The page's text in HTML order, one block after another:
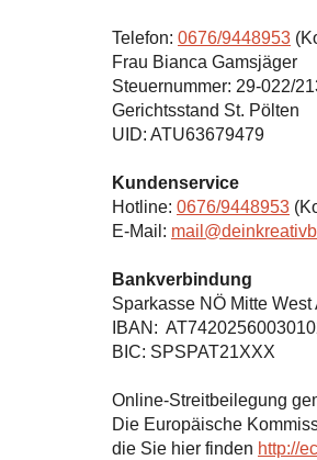
Telefon: 0676/9448953
Frau Bianca Gamsjäger
Steuernummer: 29-022/
Gerichtsstand St. Pölten
UID: ATU63679479
Kundenservice
Hotline: 0676/9448953
E-Mail:
Bankverbindung
Sparkasse NÖ Mitte West
IBAN:
BIC: SPSPAT21XXX
Online-Streitbeilegung
Die Europäische
die Sie hier finden http://